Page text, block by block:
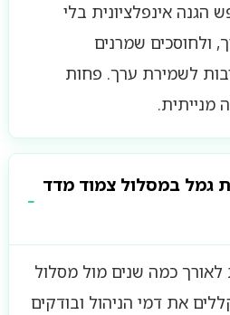
אינפלציונית בלי
ולחוסכים שמרנים
לשמירת ערך. פחות
מנייתית.
גמל במסלול צמוד מדד
לאורך כמה שנים מול מסלול
את דמי הניהול ובודקים